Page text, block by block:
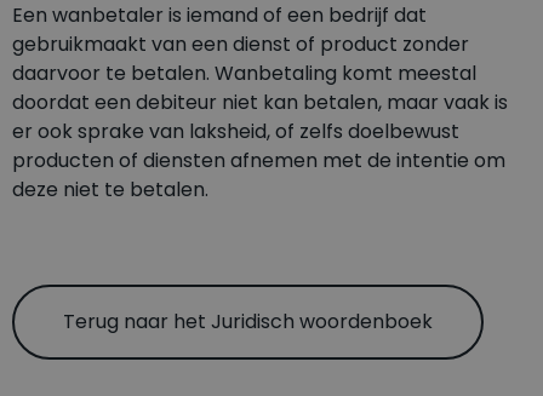
Een wanbetaler is iemand of een bedrijf dat
gebruikmaakt van een dienst of product zonder
daarvoor te betalen. Wanbetaling komt meestal
doordat een debiteur niet kan betalen, maar vaak is
er ook sprake van laksheid, of zelfs doelbewust
producten of diensten afnemen met de intentie om
deze niet te betalen.
Terug naar het Juridisch woordenboek